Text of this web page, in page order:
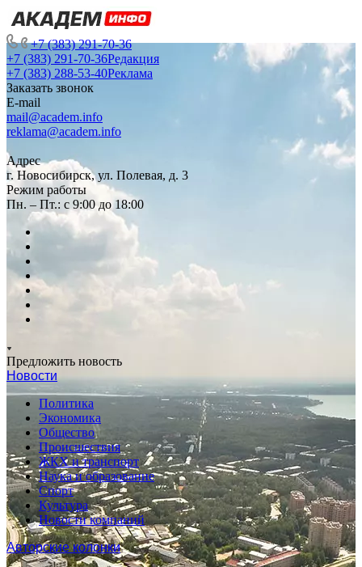
+7 (383) 291-70-36
+7 (383) 291-70-36Редакция
+7 (383) 288-53-40Реклама
Заказать звонок
E-mail
mail@academ.info
reklama@academ.info
Адрес
г. Новосибирск, ул. Полевая, д. 3
Режим работы
Пн. – Пт.: с 9:00 до 18:00
Предложить новость
Новости
Политика
Экономика
Общество
Происшествия
ЖКХ и транспорт
Наука и образование
Спорт
Культура
Новости компаний
Авторские колонки